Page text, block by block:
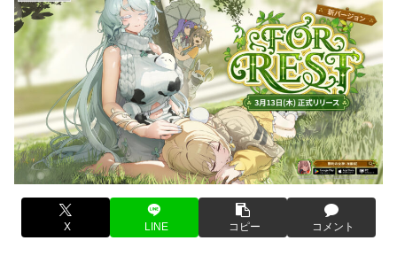
X LINE コピー コメント